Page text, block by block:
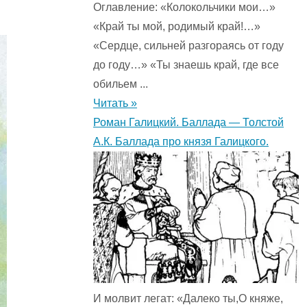
Оглавление: «Колокольчики мои…»
«Край ты мой, родимый край!…»
«Сердце, сильней разгораясь от году
до году…» «Ты знаешь край, где все
обильем ...
Читать »
Роман Галицкий. Баллада — Толстой
А.К. Баллада про князя Галицкого.
И молвит легат: «Далеко ты,О княже,